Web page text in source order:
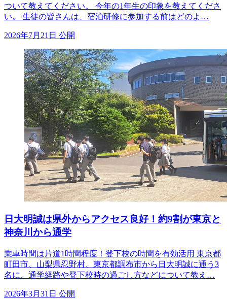
ついて教えてください。 今年の1年生の印象を教えてくださ
い。 生徒の皆さんは、宿泊研修に参加する前はどのよ…
2026年7月21日 公開
日大明誠は県外からアクセス良好！約9割が東京と
神奈川から通学
乗車時間は片道1時間程度！登下校の時間を有効活用 東京都
町田市、山梨県忍野村、東京都調布市から日大明誠に通う3
名に、通学経路や登下校時の過ごし方などについて教え…
2026年3月31日 公開